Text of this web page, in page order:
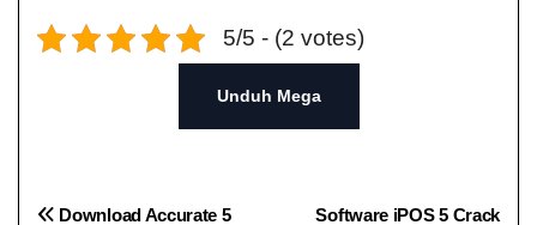
5/5 - (2 votes)
Unduh Mega
Software iPOS 5 Crack​
Download Accurate 5